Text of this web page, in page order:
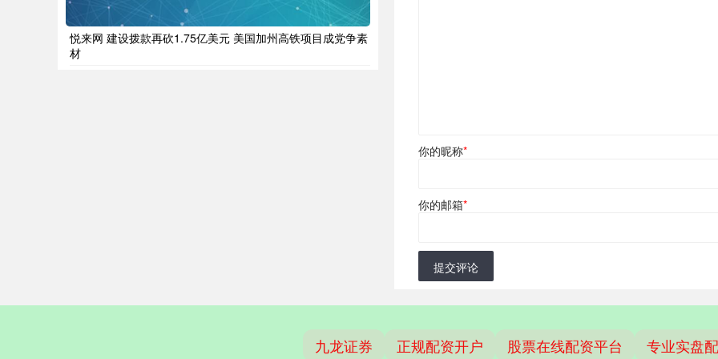
你的昵称*
你的邮箱*
提交评论
悦来网 建设拨款再砍1.75亿美元 美国加州高铁项目成党争素
材
九龙证券 正规配资开户 股票在线配资平台 专业实盘